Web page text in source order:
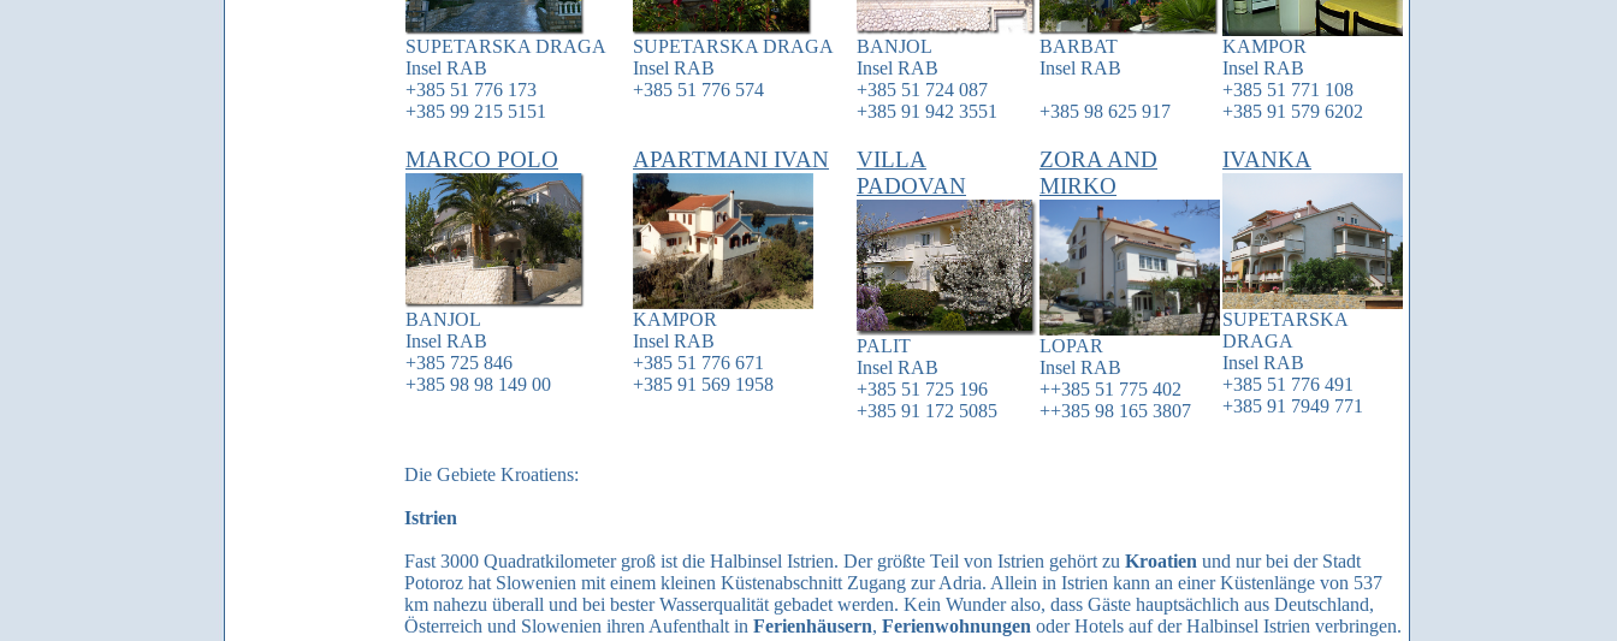
SUPETARSKA DRAGA
Insel RAB
+385 51 776 173
+385 99 215 5151
SUPETARSKA DRAGA
Insel RAB
+385 51 776 574
BANJOL
Insel RAB
+385 51 724 087
+385 91 942 3551
BARBAT
Insel RAB
+385 98 625 917
KAMPOR
Insel RAB
+385 51 771 108
+385 91 579 6202
MARCO POLO
BANJOL
Insel RAB
+385 725 846
+385 98 98 149 00
APARTMANI IVAN
KAMPOR
Insel RAB
+385 51 776 671
+385 91 569 1958
VILLA
PADOVAN
PALIT
Insel RAB
+385 51 725 196
+385 91 172 5085
ZORA AND
MIRKO
LOPAR
Insel RAB
++385 51 775 402
++385 98 165 3807
IVANKA
SUPETARSKA
DRAGA
Insel RAB
+385 51 776 491
+385 91 7949 771
Die Gebiete Kroatiens:
Istrien
Fast 3000 Quadratkilometer groß ist die Halbinsel Istrien. Der größte Teil von Istrien gehört zu Kroatien und nur bei der Stadt
Potoroz hat Slowenien mit einem kleinen Küstenabschnitt Zugang zur Adria. Allein in Istrien kann an einer Küstenlänge von 537
km nahezu überall und bei bester Wasserqualität gebadet werden. Kein Wunder also, dass Gäste hauptsächlich aus Deutschland,
Österreich und Slowenien ihren Aufenthalt in Ferienhäusern, Ferienwohnungen oder Hotels auf der Halbinsel Istrien verbringen.